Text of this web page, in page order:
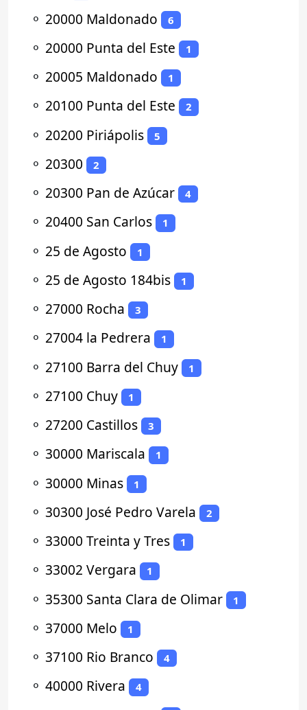
⚬ 20000 Maldonado 6
⚬ 20000 Punta del Este 1
⚬ 20005 Maldonado 1
⚬ 20100 Punta del Este 2
⚬ 20200 Piriápolis 5
⚬ 20300 2
⚬ 20300 Pan de Azúcar 4
⚬ 20400 San Carlos 1
⚬ 25 de Agosto 1
⚬ 25 de Agosto 184bis 1
⚬ 27000 Rocha 3
⚬ 27004 la Pedrera 1
⚬ 27100 Barra del Chuy 1
⚬ 27100 Chuy 1
⚬ 27200 Castillos 3
⚬ 30000 Mariscala 1
⚬ 30000 Minas 1
⚬ 30300 José Pedro Varela 2
⚬ 33000 Treinta y Tres 1
⚬ 33002 Vergara 1
⚬ 35300 Santa Clara de Olimar 1
⚬ 37000 Melo 1
⚬ 37100 Rio Branco 4
⚬ 40000 Rivera 4